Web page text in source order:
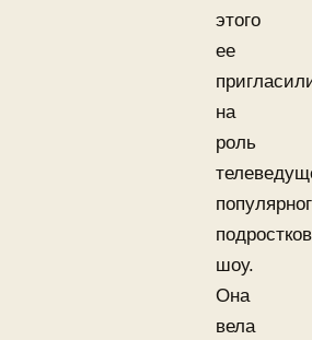
этого
ее
на
роль
шоу.
Она
вела